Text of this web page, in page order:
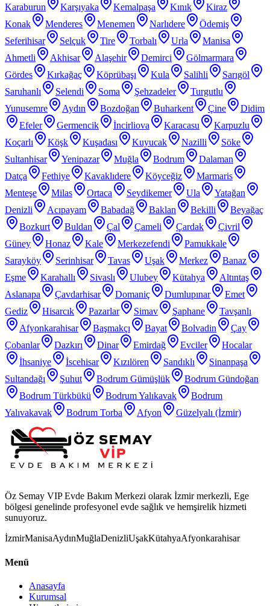
Karaburun
Karşıyaka Kemalpaşa Kınık
Kiraz
Konak
Menderes Menemen Narlıdere
Ödemiş
Seferihisar
Selçuk Tire Torbalı Urla
Manisa
Ahmetli
Akhisar Alaşehir Demirci
Gölmarmara
Gördes
Kırkağaç Köprübaşı Kula Salihli
Sarıgöl
Saruhanlı
Selendi Soma Şehzadeler
Turgutlu
Yunusemre
Aydın Bozdoğan Buharkent Çine
Didim
Efeler
Germencik İncirliova Karacasu
Karpuzlu
Koçarlı
Köşk Kuşadası Kuyucak Nazilli
Söke
Sultanhisar
Yenipazar Muğla Bodrum
Dalaman
Datça
Fethiye Kavaklıdere Köyceğiz
Marmaris
Menteşe
Milas Ortaca Seydikemer Ula
Yatağan
Denizli
Acıpayam Babadağ Baklan Bekilli
Beyağaç
Bozkurt
Buldan Çal Çameli Çardak
Çivril
Güney
Honaz Kale Merkezefendi
Pamukkale
Sarayköy
Serinhisar Tavas Uşak Merkez
Banaz
Eşme
Karahallı Sivaslı Ulubey Kütahya
Altıntaş
Aslanapa
Çavdarhisar Domaniç Dumlupınar
Emet
Gediz
Hisarcık Pazarlar Simav Şaphane
Tavşanlı
Afyonkarahisar
Başmakçı Bayat Bolvadin
Çay
Çobanlar
Dazkırı Dinar Emirdağ Evciler
Hocalar
İhsaniye
İscehisar Kızılören Sandıklı
Sinanpaşa
Sultandağı
Şuhut Bodrum Gümüşlük
Bodrum Gündoğan
Bodrum Türkbükü
Bodrum Yalıkavak
Bodrum
Yalıvakavak
Bodrum Torba Afyon Güzelyalı (İzmir)
Öz Semay VIP Evde Bakım Merkezi olarak İzmir merkezli, Ege
bölgesi genelinde profesyonel evde sağlık ve hemşirelik hizmeti
sunuyoruz.
İzmirManisaAydınMuğlaDenizliUşakKütahyaAfyonkarahisar
Menü
Anasayfa
Kurumsal